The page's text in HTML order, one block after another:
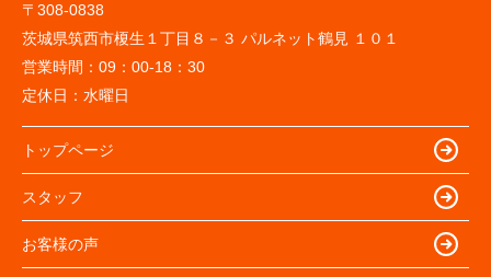
〒308-0838
茨城県筑西市榎生１丁目８－３ パルネット鶴見 １０１
営業時間： 09：00-18：30
定休日： 水曜日
トップページ
スタッフ
お客様の声